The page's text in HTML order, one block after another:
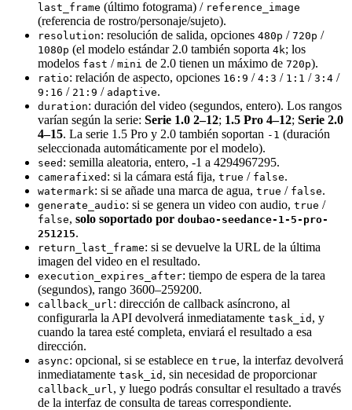
last_frame (último fotograma) / reference_image
(referencia de rostro/personaje/sujeto).
resolution: resolución de salida, opciones 480p / 720p /
1080p (el modelo estándar 2.0 también soporta 4k; los
modelos fast / mini de 2.0 tienen un máximo de 720p).
ratio: relación de aspecto, opciones 16:9 / 4:3 / 1:1 / 3:4 /
9:16 / 21:9 / adaptive.
duration: duración del video (segundos, entero). Los rangos
varían según la serie: Serie 1.0 2–12; 1.5 Pro 4–12; Serie 2.0
4–15. La serie 1.5 Pro y 2.0 también soportan -1 (duración
seleccionada automáticamente por el modelo).
seed : semilla aleatoria, entero, -1 a 4294967295.
camerafixed : si la cámara está fija, true / false.
watermark: si se añade una marca de agua, true / false.
generate_audio: si se genera un video con audio, true /
false, solo soportado por doubao-seedance-1-5-pro-
251215.
return_last_frame: si se devuelve la URL de la última
imagen del video en el resultado.
execution_expires_after: tiempo de espera de la tarea
(segundos), rango 3600–259200.
callback_url : dirección de callback asíncrono, al
configurarla la API devolverá inmediatamente task_id , y
cuando la tarea esté completa, enviará el resultado a esa
dirección.
async: opcional, si se establece en true, la interfaz devolverá
inmediatamente task_id , sin necesidad de proporcionar
callback_url , y luego podrás consultar el resultado a través
de la interfaz de consulta de tareas correspondiente.